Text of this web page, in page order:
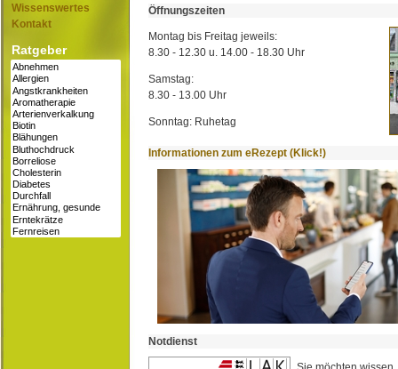
Wissenswertes
Kontakt
Ratgeber
Öffnungszeiten
Montag bis Freitag jeweils:
8.30 - 12.30 u. 14.00 - 18.30 Uhr
Samstag:
8.30 - 13.00 Uhr
Sonntag: Ruhetag
Informationen zum eRezept (Klick!)
Notdienst